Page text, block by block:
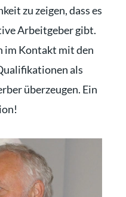
zu zeigen, dass es
Arbeitgeber gibt.
im Kontakt mit den
als
überzeugen. Ein